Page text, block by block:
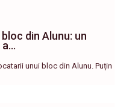
din Alunu: un
a…
unui bloc din Alunu. Puțin